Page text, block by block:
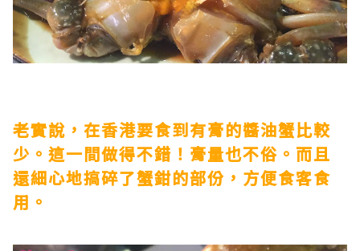
老實說，在香港要食到有膏的醬油蟹比較
少。這一間做得不錯！膏量也不俗。而且
還細心地搞碎了蟹鉗的部份，方便食客食
用。